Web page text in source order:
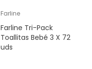
Farline
Farline Tri-Pack
Toallitas Bebé 3 X 72
uds